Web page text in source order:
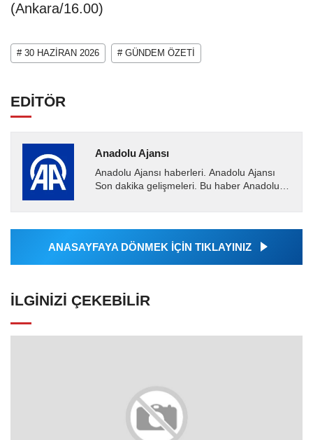
(Ankara/16.00)
# 30 HAZİRAN 2026 # GÜNDEM ÖZETİ
EDİTÖR
Anadolu Ajansı
Anadolu Ajansı haberleri. Anadolu Ajansı
Son dakika gelişmeleri. Bu haber Anadolu
Ajansı tarafından...
ANASAYFAYA DÖNMEK İÇİN TIKLAYINIZ
İLGINIZI ÇEKEBILIR